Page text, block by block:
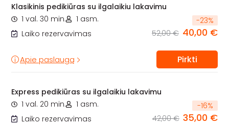
Klasikinis pedikiūras su ilgalaikiu lakavimu
1 val. 30 min.
1 asm.
Laiko rezervavimas
-23%
52,00 € 40,00 €
Apie paslaugą Pirkti
Express pedikiūras su ilgalaikiu lakavimu
1 val. 20 min.
1 asm.
Laiko rezervavimas
-16%
42,00 € 35,00 €